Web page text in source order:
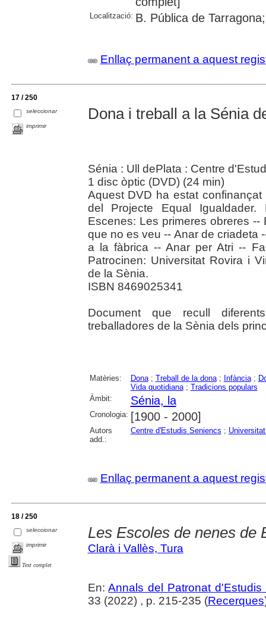
Localització: B. Pública de
Enllaç permanent a aquest
17 / 250
seleccionar
imprimir
Dona i treball a la Sénia
Sénia : Ull dePlata : Centre
1 disc òptic (DVD) (24 min)
Aquest DVD ha estat
del Projecte Equal
Escenes: Les primeres obreres
que no es veu -- Anar de criadeta
a la fàbrica -- Anar per Atri --
Patrocinen: Universitat Rovira i
de la Sènia.
ISBN 8469025341
Document que recull
treballadores de la Sènia dels
Matèries: Dona; Treball de la dona; Infància;
Vida quotidiana; Tradicions populars
Àmbit:
Sénia, la
Cronologia: [1900 - 2000]
Autors
add.:
Centre d'Estudis Seniencs ;
Enllaç permanent a aquest
18 / 250
seleccionar
imprimir
Text complet
Les Escoles de nenes de
Clarà i Vallès, Tura
En:Annals del Patronat
33 (2022) , p. 215-235 (Recerques